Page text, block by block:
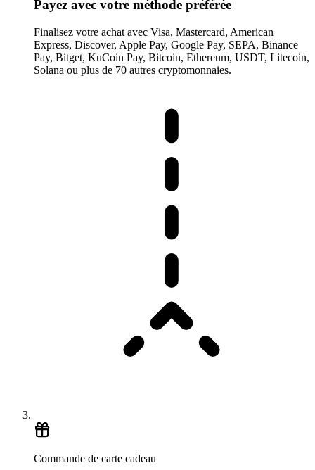
Payez avec votre méthode préférée
Finalisez votre achat avec Visa, Mastercard, American
Express, Discover, Apple Pay, Google Pay, SEPA, Binance
Pay, Bitget, KuCoin Pay, Bitcoin, Ethereum, USDT, Litecoin,
Solana ou plus de 70 autres cryptomonnaies.
Commande de carte cadeau